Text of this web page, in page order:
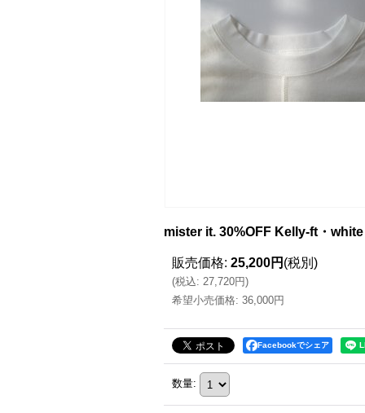
mister it. 30%OFF Kelly-ft・white
販売価格: 25,200円 (税別)
(税込: 27,720円)
希望小売価格: 36,000円
Facebookでシェア
数量: